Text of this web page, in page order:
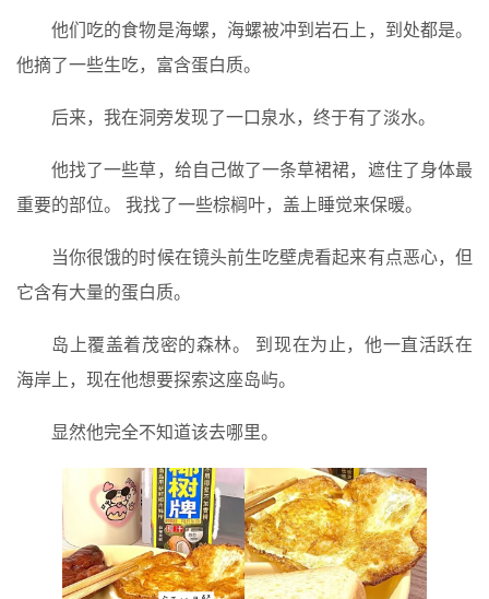
他们吃的食物是海螺，海螺被冲到岩石上，到处都是。
他摘了一些生吃，富含蛋白质。
后来，我在洞旁发现了一口泉水，终于有了淡水。
他找了一些草，给自己做了一条草裙裙，遮住了身体最
重要的部位。 我找了一些棕榈叶，盖上睡觉来保暖。
当你很饿的时候在镜头前生吃壁虎看起来有点恶心，但
它含有大量的蛋白质。
岛上覆盖着茂密的森林。 到现在为止，他一直活跃在
海岸上，现在他想要探索这座岛屿。
显然他完全不知道该去哪里。